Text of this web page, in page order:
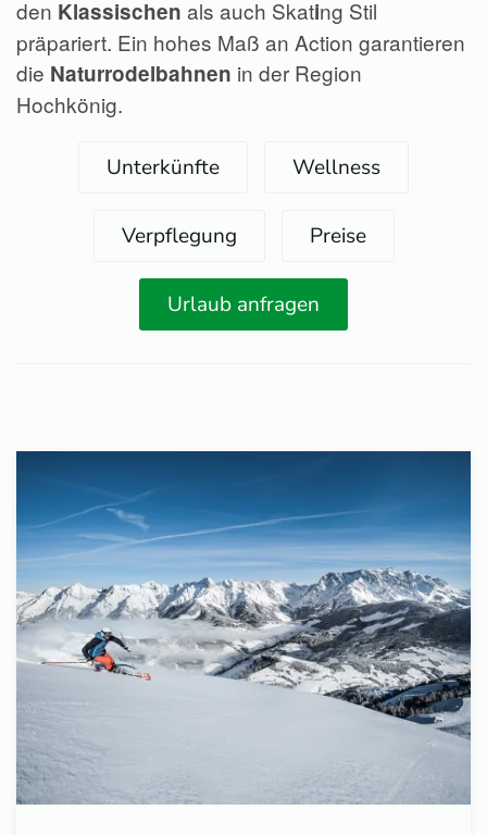
den Klassischen als auch Skating Stil
präpariert. Ein hohes Maß an Action garantieren
die Naturrodelbahnen in der Region
Hochkönig.
Unterkünfte Wellness
Verpflegung Preise
Urlaub anfragen